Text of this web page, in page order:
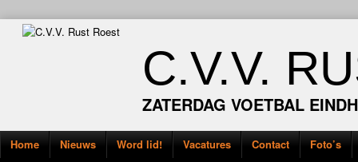
C.V.V.
ZATERDAG VOETBAL
Home Nieuws Word lid! Vacatures Contact Foto’s